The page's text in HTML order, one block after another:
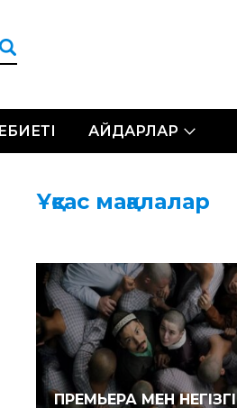
АЙДАРЛАР
Ұқсас мақалалар
ПРЕМЬЕРА МЕН НЕГІЗГІ